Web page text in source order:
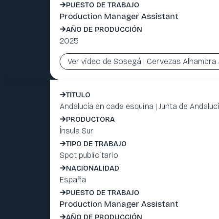
PUESTO DE TRABAJO
Production Manager Assistant
AÑO DE PRODUCCIÓN
2025
Ver video de Sosegá | Cervezas Alhambra
TITULO
Andalucía en cada esquina | Junta de
PRODUCTORA
Ínsula Sur
TIPO DE TRABAJO
Spot publicitario
NACIONALIDAD
España
PUESTO DE TRABAJO
Production Manager Assistant
AÑO DE PRODUCCIÓN